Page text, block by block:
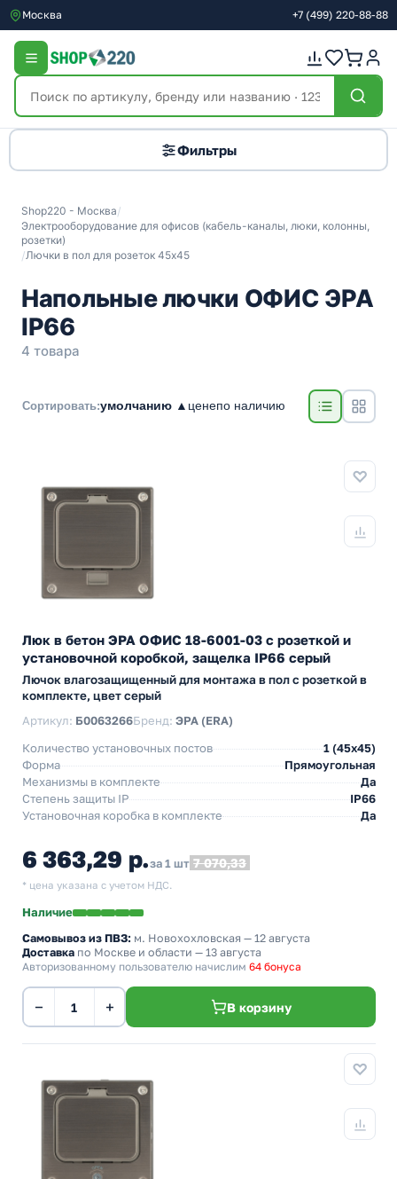
Москва +7 (499) 220-88-88
Фильтры
Shop220 - Москва/
Электрооборудование для офисов (кабель-каналы, люки, колонны,
розетки)
/Лючки в пол для розеток 45х45
Напольные лючки ОФИС ЭРА
IP66
4 товара
Сортировать:умолчанию ▲ ценепо наличию
Люк в бетон ЭРА ОФИС 18-6001-03 с розеткой и
установочной коробкой, защелка IP66 серый
Лючок влагозащищенный для монтажа в пол с розеткой в
комплекте, цвет серый
Артикул: Б0063266Бренд: ЭРА (ERA)
Количество установочных постов
1 (45х45)
Форма
Прямоугольная
Механизмы в комплекте
Да
Степень защиты IP
IP66
Установочная коробка в комплекте
Да
6 363,29 р.за 1 шт 7 070,33
* цена указана с учетом НДС.
Наличие
Самовывоз из ПВЗ: м. Новохохловская — 12 августа
Доставка по Москве и области — 13 августа
Авторизованному пользователю начислим 64 бонуса
− + В корзину